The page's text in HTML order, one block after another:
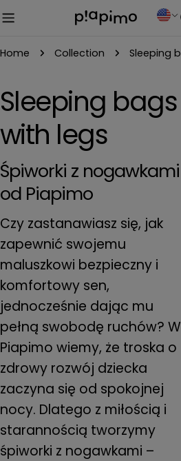
to
C
u
t
/
e
i
Home Collection
C
o
l
l
e
c
t
i
o
n
:
Sleeping bags
with legs
Śpiworki z nogawkami
od Piapimo
Czy zastanawiasz się, jak
zapewnić swojemu
maluszkowi bezpieczny i
komfortowy sen,
jednocześnie dając mu
pełną swobodę ruchów? W
Piapimo wiemy, że troska o
zdrowy rozwój dziecka
zaczyna się od spokojnej
nocy. Dlatego z miłością i
starannością tworzymy
śpiworki z nogawkami –